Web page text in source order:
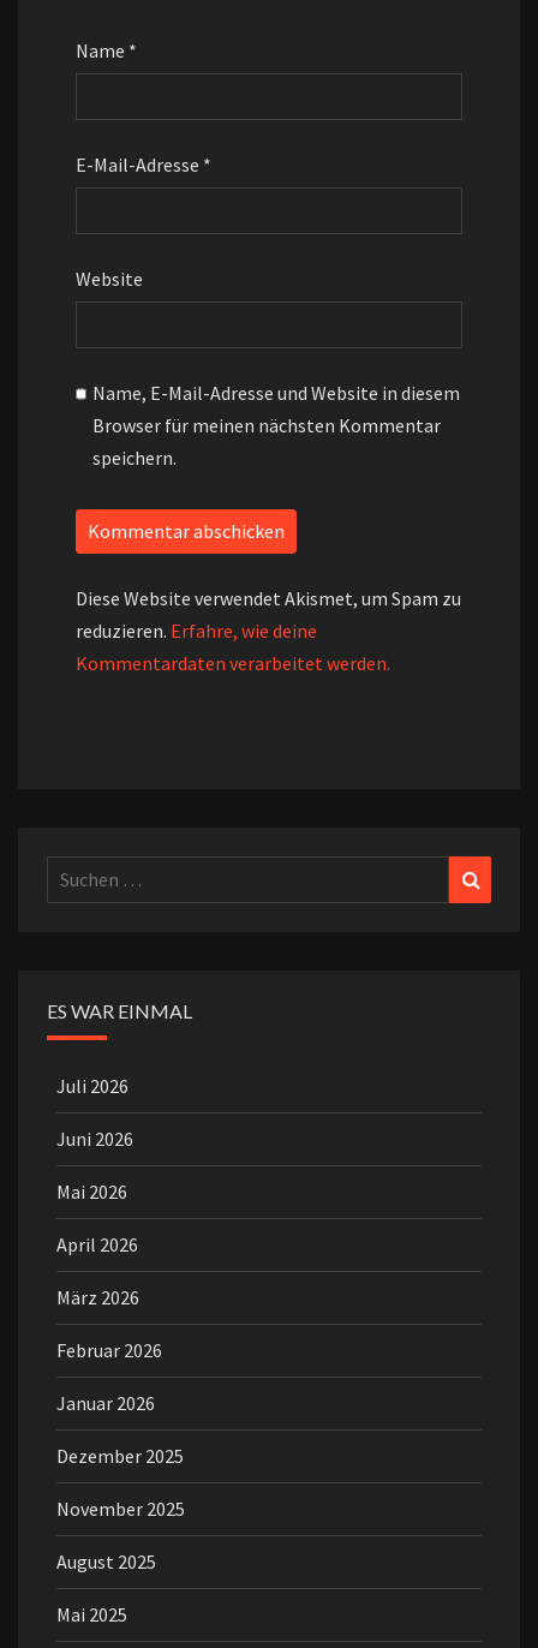
Name *
E-Mail-Adresse *
Website
Name, E-Mail-Adresse und Website in diesem
Browser für meinen nächsten Kommentar
speichern.
Diese Website verwendet Akismet, um Spam zu
reduzieren. Erfahre, wie deine
Kommentardaten verarbeitet werden.
Suchen
nach:
ES WAR EINMAL
Juli 2026
Juni 2026
Mai 2026
April 2026
März 2026
Februar 2026
Januar 2026
Dezember 2025
November 2025
August 2025
Mai 2025